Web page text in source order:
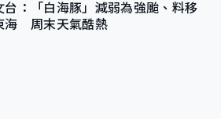
台：「白海豚」減弱為強颱、料移
海 周末天氣酷熱